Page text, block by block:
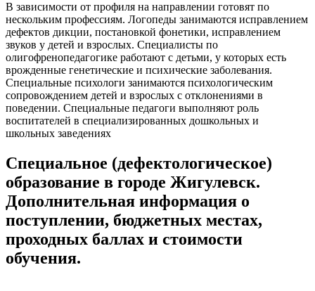
В зависимости от профиля на направлении готовят по
нескольким профессиям. Логопеды занимаются исправлением
дефектов дикции, постановкой фонетики, исправлением
звуков у детей и взрослых. Специалисты по
олигофренопедагогике работают с детьми, у которых есть
врожденные генетические и психические заболевания.
Специальные психологи занимаются психологическим
сопровождением детей и взрослых с отклонениями в
поведении. Специальные педагоги выполняют роль
воспитателей в специализированных дошкольных и
школьных заведениях
Специальное (дефектологическое)
образование в городе Жигулевск.
Дополнительная информация о
поступлении, бюджетных местах,
проходных баллах и стоимости
обучения.